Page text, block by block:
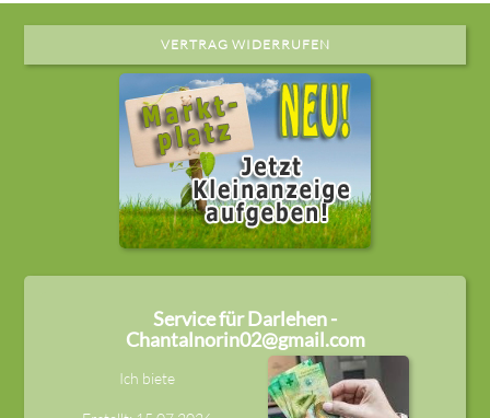
VERTRAG WIDERRUFEN
Service für Darlehen -
Chantalnorin02@gmail.com
Ich biete